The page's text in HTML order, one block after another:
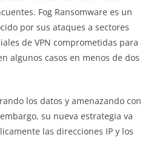
Fog Ransomware es un
por sus ataques a sectores
de VPN comprometidas para
algunos casos en menos de dos
los datos y amenazando con
su nueva estrategia va
las direcciones IP y los